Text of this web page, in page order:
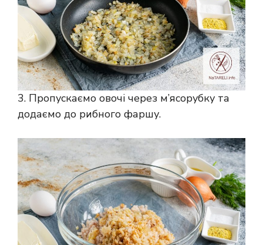
3. Пропускаємо овочі через м’ясорубку та
додаємо до рибного фаршу.